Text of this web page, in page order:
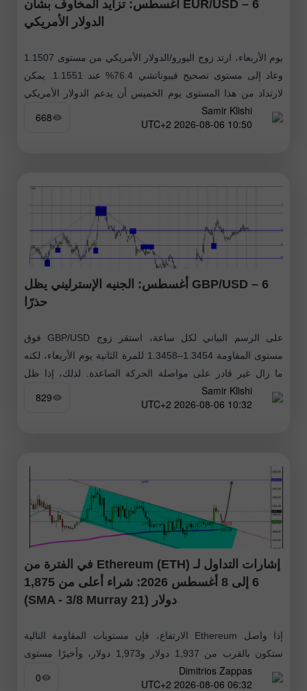
EUR/USD – 6 أغسطس: تزايد المخاوف بشأن
الدولار الأمريكي
يوم الأربعاء، ارتد زوج اليورو/الدولار الأمريكي من مستوى 1.1507
وعاد إلى مستوى تصحيح فيبوناتشي 76.4% عند 1.1551. يمكن
لارتداد من هذا المستوى يوم الخميس أن يدعم الدولار الأمريكي
ويحفّز تراجعًاSamir Klishi
10:50 2026-08-06 UTC+2
668
GBP/USD – 6 أغسطس: الجنيه الإسترليني يظل
حذرًا
على الرسم البياني لكل ساعة، استقر زوج GBP/USD فوق
مستوى المقاومة 1.3454–1.3458 للمرة الثانية يوم الأربعاء، لكنه
ما زال غير قادر على مواصلة الحركة الصاعدة. لذلك، إذا ظل
الجنيه الإسترليني
Samir Klishi
10:32 2026-08-06 UTC+2
829
إشارات التداول لـ Ethereum (ETH) في الفترة من
6 إلى 8 أغسطس 2026: شراء أعلى من 1,875
دولار (21 SMA - 3/8 Murray)
إذا واصل Ethereum الارتفاع، فإن مستويات المقاومة التالية
ستكون بالقرب من 1,937 دولار و1,973 دولار، وأخيرًا مستوى
2,000 دولار؛ لذلك سنبحث عن فرص للشراء في الأيام المقبلة
تحسبًا للوصول
Dimitrios Zappas
06:32 2026-08-06 UTC+2
0